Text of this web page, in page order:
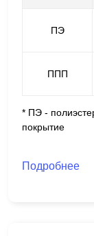
ПЭ
ППП
* ПЭ -
покрытие
Подробнее